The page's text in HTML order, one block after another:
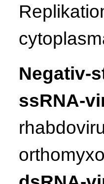
Negativ-
ssRNA-